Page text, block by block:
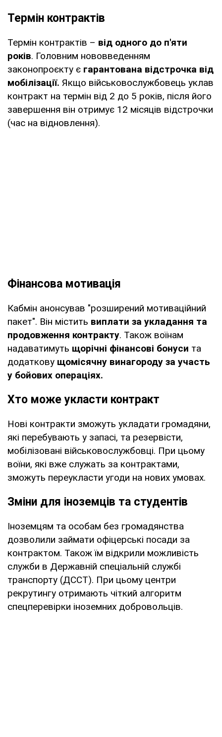
Термін контрактів
Термін контрактів – від одного до п'яти
років. Головним нововведенням
законопроєкту є гарантована відстрочка від
мобілізації. Якщо військовослужбовець уклав
контракт на термін від 2 до 5 років, після його
завершення він отримує 12 місяців відстрочки
(час на відновлення).
Фінансова мотивація
Кабмін анонсував "розширений мотиваційний
пакет". Він містить виплати за укладання та
продовження контракту. Також воїнам
надаватимуть щорічні фінансові бонуси та
додаткову щомісячну винагороду за участь
у бойових операціях.
Хто може укласти контракт
Нові контракти зможуть укладати громадяни,
які перебувають у запасі, та резервісти,
мобілізовані військовослужбовці. При цьому
воїни, які вже служать за контрактами,
зможуть переукласти угоди на нових умовах.
Зміни для іноземців та студентів
Іноземцям та особам без громадянства
дозволили займати офіцерські посади за
контрактом. Також їм відкрили можливість
служби в Державній спеціальній службі
транспорту (ДССТ). При цьому центри
рекрутингу отримають чіткий алгоритм
спецперевірки іноземних добровольців.